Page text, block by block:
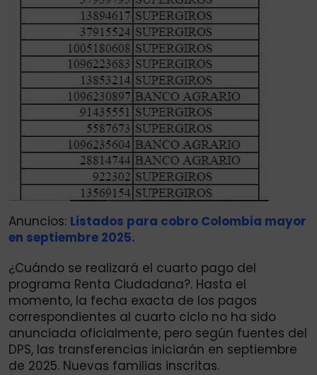
Anuncios: Listados para cobro Colombia mayor
en septiembre 2025.
¿Cuándo se realizará el cuarto pago del
programa Renta Ciudadana?. Hasta el
momento, la fecha exacta de los pagos
correspondientes al cuarto ciclo no ha sido
anunciada oficialmente, pero según fuentes del
DPS, las transferencias iniciarán en septiembre
de 2025. Nuevas familias inscritas.